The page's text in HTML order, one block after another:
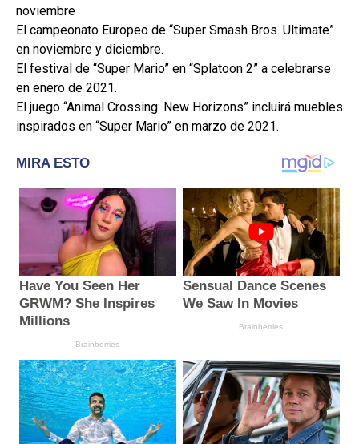
noviembre
El campeonato Europeo de “Super Smash Bros. Ultimate”
en noviembre y diciembre.
El festival de “Super Mario” en “Splatoon 2” a celebrarse
en enero de 2021.
El juego “Animal Crossing: New Horizons” incluirá muebles
inspirados en “Super Mario” en marzo de 2021.